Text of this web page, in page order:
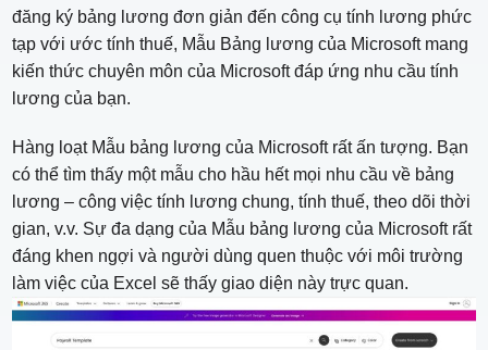
đăng ký bảng lương đơn giản đến công cụ tính lương phức
tạp với ước tính thuế, Mẫu Bảng lương của Microsoft mang
kiến ​​thức chuyên môn của Microsoft đáp ứng nhu cầu tính
lương của bạn.
Hàng loạt Mẫu bảng lương của Microsoft rất ấn tượng. Bạn
có thể tìm thấy một mẫu cho hầu hết mọi nhu cầu về bảng
lương – công việc tính lương chung, tính thuế, theo dõi thời
gian, v.v. Sự đa dạng của Mẫu bảng lương của Microsoft rất
đáng khen ngợi và người dùng quen thuộc với môi trường
làm việc của Excel sẽ thấy giao diện này trực quan.